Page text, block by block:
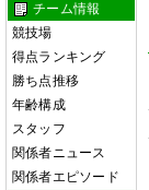
チーム情報
競技場
得点ランキング
勝ち点推移
年齢構成
スタッフ
関係者ニュース
関係者エピソード